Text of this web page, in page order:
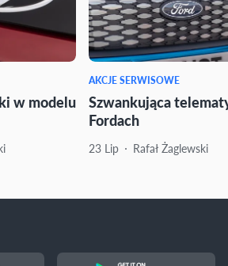
w modelu
AKCJE SERWISOWE
Szwankująca
Fordach
23 Lip Rafał Żaglewski